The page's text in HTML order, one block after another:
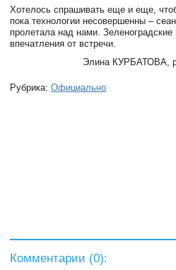
Хотелось спрашивать еще и еще,
пока технологии несовершенны –
пролетала над нами.
впечатления от встречи.
Элина КУРБАТОВА,
Рубрика: Официально
Комментарии (0):